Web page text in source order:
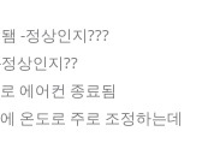
-정상인지???
상인지??
에어컨 종료됨
온도로 주로 조정하는데